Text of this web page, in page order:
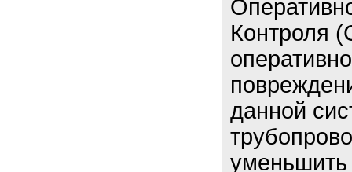
Контроля
данной
уменьшить